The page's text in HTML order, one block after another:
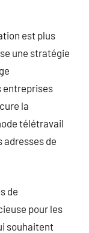
est plus
une stratégie
entreprises
la
télétravail
adresses de
de
pour les
souhaitent